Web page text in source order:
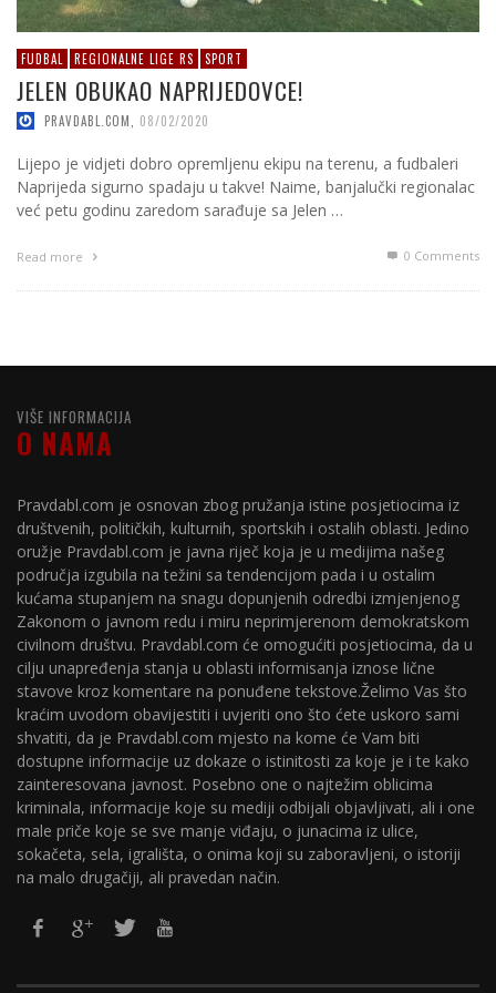
FUDBAL REGIONALNE LIGE RS SPORT
JELEN OBUKAO NAPRIJEDOVCE!
PRAVDABL.COM 08/02/2020
Lijepo je vidjeti dobro opremljenu ekipu na terenu, a fudbaleri
Naprijeda sigurno spadaju u takve! Naime, banjalučki regionalac
već petu godinu zaredom sarađuje sa Jelen …
Read more 0 Comments
VIŠE INFORMACIJA
O NAMA
Pravdabl.com je osnovan zbog pružanja istine posjetiocima iz
društvenih, političkih, kulturnih, sportskih i ostalih oblasti. Jedino
oružje Pravdabl.com je javna riječ koja je u medijima našeg
područja izgubila na težini sa tendencijom pada i u ostalim
kućama stupanjem na snagu dopunjenih odredbi izmjenjenog
Zakonom o javnom redu i miru neprimjerenom demokratskom
civilnom društvu. Pravdabl.com će omogućiti posjetiocima, da u
cilju unapređenja stanja u oblasti informisanja iznose lične
stavove kroz komentare na ponuđene tekstove.Želimo Vas što
kraćim uvodom obavijestiti i uvjeriti ono što ćete uskoro sami
shvatiti, da je Pravdabl.com mjesto na kome će Vam biti
dostupne informacije uz dokaze o istinitosti za koje je i te kako
zainteresovana javnost. Posebno one o najtežim oblicima
kriminala, informacije koje su mediji odbijali objavljivati, ali i one
male priče koje se sve manje viđaju, o junacima iz ulice,
sokačeta, sela, igrališta, o onima koji su zaboravljeni, o istoriji
na malo drugačiji, ali pravedan način.